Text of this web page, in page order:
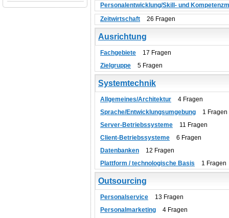
Personalentwicklung/Skill- und
Zeitwirtschaft
26 Fragen
Ausrichtung
Fachgebiete
17 Fragen
Zielgruppe
5 Fragen
Systemtechnik
Allgemeines/Architektur
4 Fragen
Sprache/Entwicklungsumgebung
1 Fragen
Server-Betriebssysteme
11 Fragen
Client-Betriebssysteme
6 Fragen
Datenbanken
12 Fragen
Plattform / technologische Basis
1 Fragen
Outsourcing
Personalservice
13 Fragen
Personalmarketing
4 Fragen